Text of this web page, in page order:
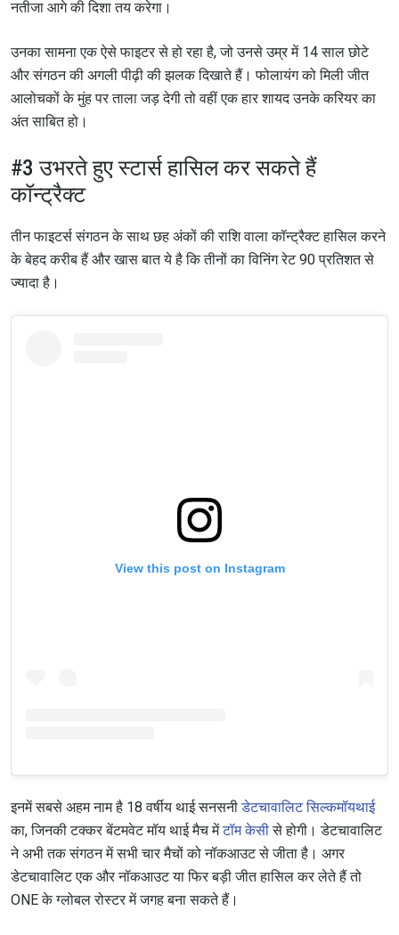
नतीजा आगे की दिशा तय करेगा।
उनका सामना एक ऐसे फाइटर से हो रहा है, जो उनसे उम्र में 14 साल छोटे
और संगठन की अगली पीढ़ी की झलक दिखाते हैं। फोलायंग को मिली जीत
आलोचकों के मुंह पर ताला जड़ देगी तो वहीं एक हार शायद उनके करियर का
अंत साबित हो।
#3 उभरते हुए स्टार्स हासिल कर सकते हैं
कॉन्ट्रैक्ट
तीन फाइटर्स संगठन के साथ छह अंकों की राशि वाला कॉन्ट्रैक्ट हासिल करने
के बेहद करीब हैं और खास बात ये है कि तीनों का विनिंग रेट 90 प्रतिशत से
ज्यादा है।
View this post on Instagram
इनमें सबसे अहम नाम है 18 वर्षीय थाई सनसनीडेटचावालिट सिल्कमॉयथाई
का, जिनकी टक्कर बेंटमवेट मॉय थाई मैच मेंटॉम केसीसे होगी। डेटचावालिट
ने अभी तक संगठन में सभी चार मैचों को नॉकआउट से जीता है। अगर
डेटचावालिट एक और नॉकआउट या फिर बड़ी जीत हासिल कर लेते हैं तो
ONE के ग्लोबल रोस्टर में जगह बना सकते हैं।